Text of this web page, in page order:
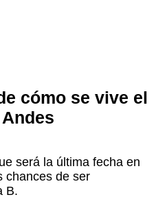
cómo se vive el
será la última fecha en
chances de ser
B.